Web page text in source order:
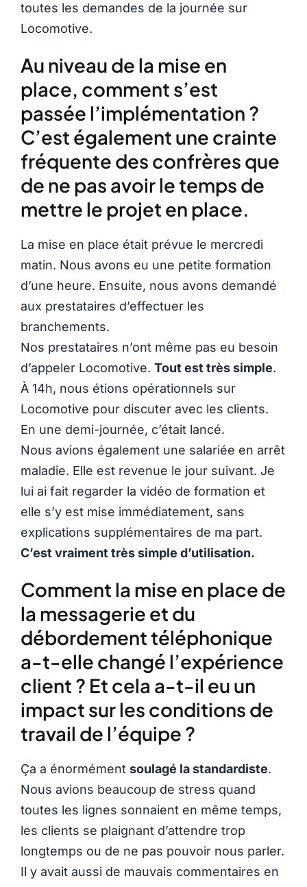
toutes les demandes de la journée sur
Locomotive.
Au niveau de la mise en
place, comment s’est
passée l’implémentation ?
C’est également une crainte
fréquente des confrères que
de ne pas avoir le temps de
mettre le projet en place.
La mise en place était prévue le mercredi
matin. Nous avons eu une petite formation
d’une heure. Ensuite, nous avons demandé
aux prestataires d’effectuer les
branchements.
Nos prestataires n’ont même pas eu besoin
d’appeler Locomotive. Tout est très simple.
À 14h, nous étions opérationnels sur
Locomotive pour discuter avec les clients.
En une demi-journée, c’était lancé.
Nous avions également une salariée en arrêt
maladie. Elle est revenue le jour suivant. Je
lui ai fait regarder la vidéo de formation et
elle s’y est mise immédiatement, sans
explications supplémentaires de ma part.
C’est vraiment très simple d’utilisation.
Comment la mise en place de
la messagerie et du
débordement téléphonique
a-t-elle changé l’expérience
client ? Et cela a-t-il eu un
impact sur les conditions de
travail de l’équipe ?
Ça a énormément soulagé la standardiste.
Nous avions beaucoup de stress quand
toutes les lignes sonnaient en même temps,
les clients se plaignant d’attendre trop
longtemps ou de ne pas pouvoir nous parler.
Il y avait aussi de mauvais commentaires en